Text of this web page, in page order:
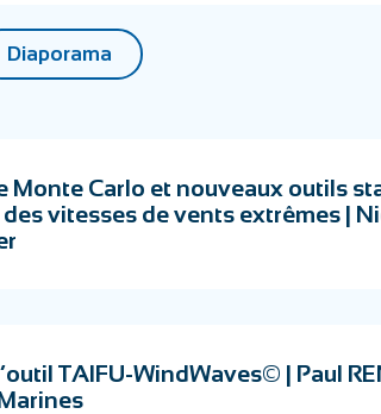
Diaporama
Monte Carlo et nouveaux outils
vitesses de vents extrêmes |
TAIFU-WindWaves© | Paul